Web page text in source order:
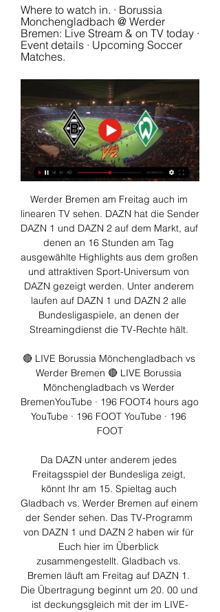
Where to watch in. · Borussia
Monchengladbach @ Werder
Bremen: Live Stream & on TV today ·
Event details · Upcoming Soccer
Matches.
Werder Bremen am Freitag auch im
linearen TV sehen. DAZN hat die Sender
DAZN 1 und DAZN 2 auf dem Markt, auf
denen an 16 Stunden am Tag
ausgewählte Highlights aus dem großen
und attraktiven Sport-Universum von
DAZN gezeigt werden. Unter anderem
laufen auf DAZN 1 und DAZN 2 alle
Bundesligaspiele, an denen der
Streamingdienst die TV-Rechte hält.
🔴 LIVE Borussia Mönchengladbach vs
Werder Bremen 🔴 LIVE Borussia
Mönchengladbach vs Werder
BremenYouTube · 196 FOOT4 hours ago
YouTube · 196 FOOT YouTube · 196
FOOT
Da DAZN unter anderem jedes
Freitagsspiel der Bundesliga zeigt,
könnt Ihr am 15. Spieltag auch
Gladbach vs. Werder Bremen auf einem
der Sender sehen. Das TV-Programm
von DAZN 1 und DAZN 2 haben wir für
Euch hier im Überblick
zusammengestellt. Gladbach vs.
Bremen läuft am Freitag auf DAZN 1.
Die Übertragung beginnt um 20. 00 und
ist deckungsgleich mit der im LIVE-